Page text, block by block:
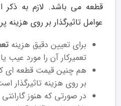
قطعه می باشد. لازم به
عوامل تاثیرگذار بر روی هزینه
برای تعیین دقیق هزینه
تعمیرکار آن را مورد عیب
هم چنین قیمت قطعه ای
بر روی هزینه تاثیرگذار
در صورتی که هنوز